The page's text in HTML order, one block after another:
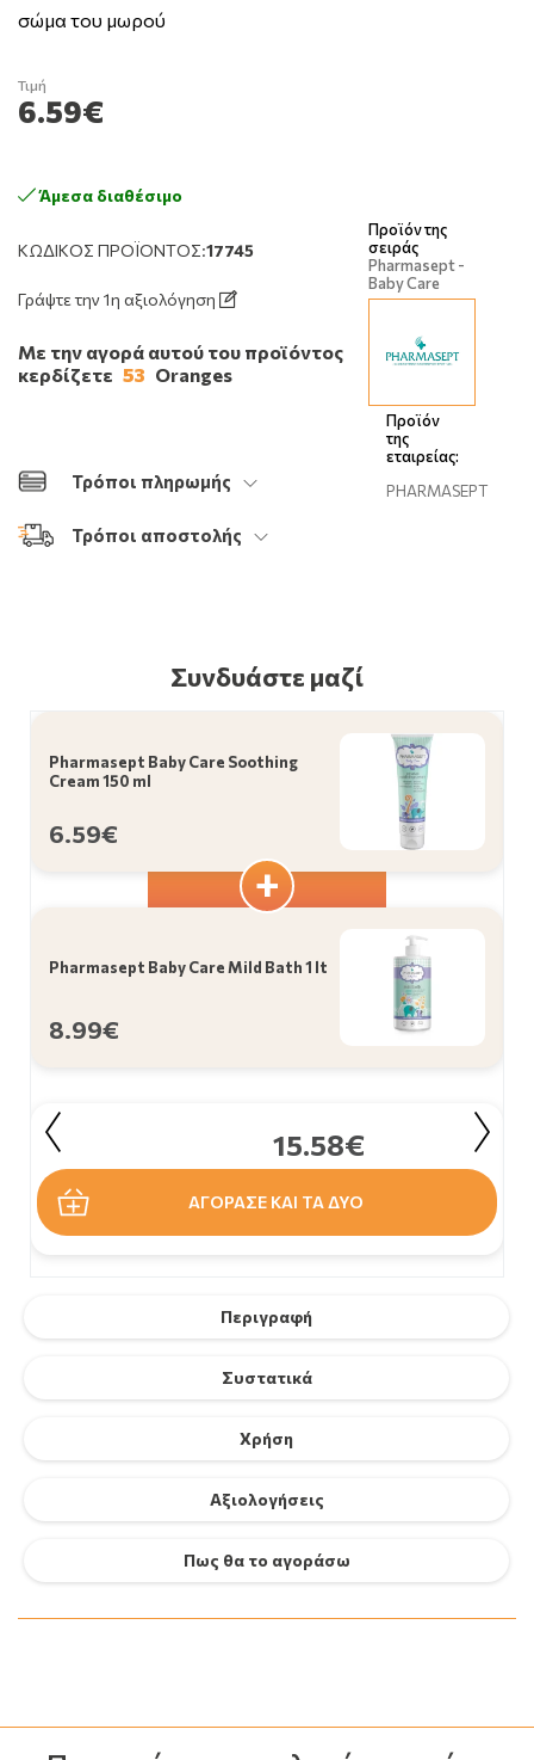
σώμα του μωρού
ΚΩΔΙΚΌΣ ΠΡΟΪΌΝΤΟΣ:17745
Γράψτε την 1η αξιολόγηση
Άμεσα διαθέσιμο
Τιμή
6.59€
Με την αγορά αυτού του προϊόντος
κερδίζετε 53 Oranges
Τρόποι πληρωμής
Τρόποι αποστολής
Προϊόν της
σειράς
Pharmasept -
Baby Care
Προϊόν
της
εταιρείας:
PHARMASEPT
Περιγραφή
Συστατικά
Χρήση
Αξιολογήσεις
Πως θα το αγοράσω
Συνδυάστε μαζί
Pharmasept Baby Care Soothing
Cream 150 ml
6.59€
Pharmasept Baby Care Mild Bath 1 lt
8.99€
15.58€
ΑΓΟΡΑΣΕ ΚΑΙ ΤΑ ΔΥΟ